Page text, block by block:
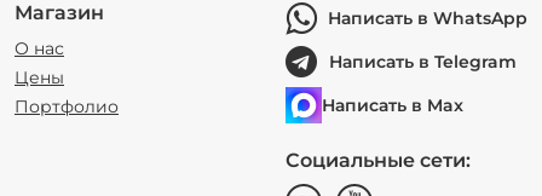
Магазин
О нас
Цены
Портфолио
Написать в WhatsApp
Написать в Telegram
Написать в Max
Социальные сети: